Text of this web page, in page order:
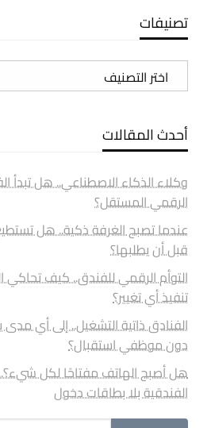
تصنيفات
تصنيفات
أحدث المقالات
وكلاء الذكاء الاصطناعي.. هل تبدأ
الرقمي المستقل؟
عندما تصبح الغرفة ذكية.. هل
قبل أن يطلبها؟
التوأم الرقمي للفندق.. كيف
تنفيذ أي تغيير؟
الفنادق ذاتية التشغيل.. إلى أي
دون موظفي استقبال؟
هل أصبح الهاتف مفتاحًا لكل
الفندقية بلا بطاقات دخول